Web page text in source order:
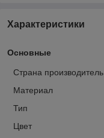
Характеристики
Основные
Страна производитель
Материал
Тип
Цвет